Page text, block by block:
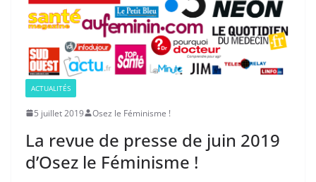
ACTUALITÉS
5 juillet 2019 Osez le Féminisme !
La revue de presse de juin 2019
d’Osez le Féminisme !